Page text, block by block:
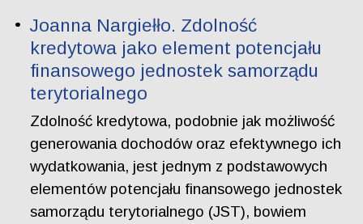
Joanna Nargiełło. Zdolność
kredytowa jako element potencjału
finansowego jednostek samorządu
terytorialnego
Zdolność kredytowa, podobnie jak możliwość
generowania dochodów oraz efektywnego ich
wydatkowania, jest jednym z podstawowych
elementów potencjału finansowego jednostek
samorządu terytorialnego (JST), bowiem